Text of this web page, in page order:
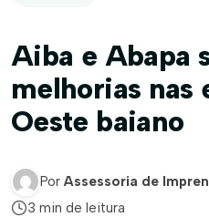
Aiba e Abapa
melhorias nas
Oeste baiano
Por Assessoria de
3 min de leitura